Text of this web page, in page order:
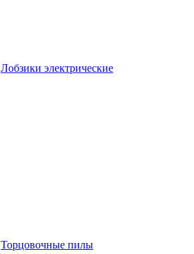
Лобзики электрические
Торцовочные пилы